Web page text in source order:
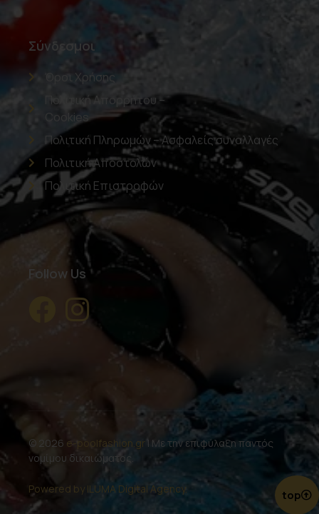
Σύνδεσμοι
Όροι Χρήσης
Πολιτική Απορρήτου –
Cookies
Πολιτική Πληρωμών – Ασφαλείς συναλλαγές
Πολιτική Αποστολών
Πολιτική Επιστροφών
Follow Us
© 2026 e-poolfashion.gr | Με την επιφύλαξη παντός
νομίμου δικαιώματος.
Powered by ILUMA Digital Agency. top